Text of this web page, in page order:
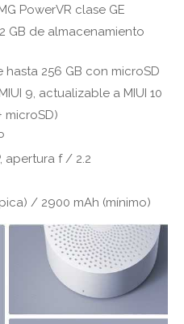
PowerVR clase GE
GB de almacenamiento
256 GB con microSD
9, actualizable a MIUI 10
microSD)
apertura f / 2.2
/ 2900 mAh (mínimo)